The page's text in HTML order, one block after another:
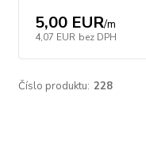
5,00 EUR/m
4,07 EUR bez DPH
Číslo produktu: 228